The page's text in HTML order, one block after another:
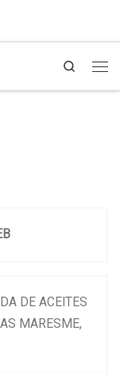
Search
DE ACEITES
MARESME,